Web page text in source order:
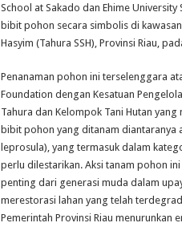
School at Sakado dan Ehime
bibit pohon secara simbolis di
Hasyim (Tahura SSH), Provinsi Riau,
Penanaman pohon ini terselenggara
Foundation dengan Kesatuan
Tahura dan Kelompok Tani Hutan yang
bibit pohon yang ditanam diantaranya
leprosula), yang termasuk dalam
perlu dilestarikan. Aksi tanam pohon
penting dari generasi muda dalam
merestorasi lahan yang telah
Pemerintah Provinsi Riau menurunkan